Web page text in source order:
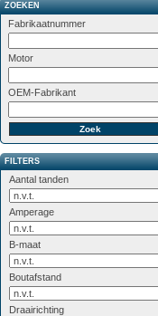
ZOEKEN
Fabrikaatnummer
Motor
OEM-Fabrikant
FILTERS
Aantal tanden
Amperage
B-maat
Boutafstand
Draairichting